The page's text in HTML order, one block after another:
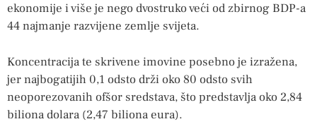
ekonomije i više je nego dvostruko veći od zbirnog BDP-a
44 najmanje razvijene zemlje svijeta.
Koncentracija te skrivene imovine posebno je izražena,
jer najbogatijih 0,1 odsto drži oko 80 odsto svih
neoporezovanih ofšor sredstava, što predstavlja oko 2,84
biliona dolara (2,47 biliona eura).